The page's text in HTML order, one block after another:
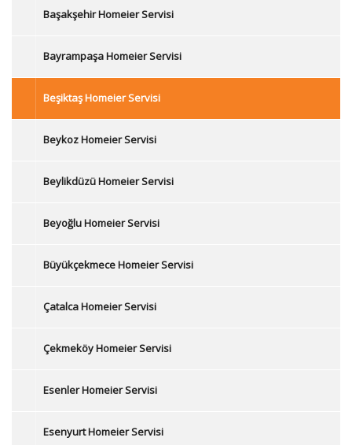
Başakşehir Homeier Servisi
Bayrampaşa Homeier Servisi
Beşiktaş Homeier Servisi
Beykoz Homeier Servisi
Beylikdüzü Homeier Servisi
Beyoğlu Homeier Servisi
Büyükçekmece Homeier Servisi
Çatalca Homeier Servisi
Çekmeköy Homeier Servisi
Esenler Homeier Servisi
Esenyurt Homeier Servisi